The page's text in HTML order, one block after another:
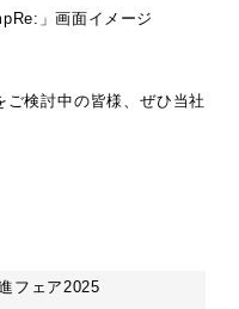
」画面イメージ
検討中の皆様、ぜひ当社
ェア2025